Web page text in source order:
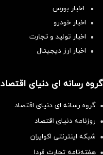
اخبار بورس
اخبار خودرو
اخبار تولید و تجارت
اخبار ارز دیجیتال
گروه رسانه ای دنیای اقتصاد
گروه رسانه ای دنیای اقتصاد
روزنامه دنیای اقتصاد
شبکه اینترنتی اکوایران
هفته‌نامه تجارت فردا